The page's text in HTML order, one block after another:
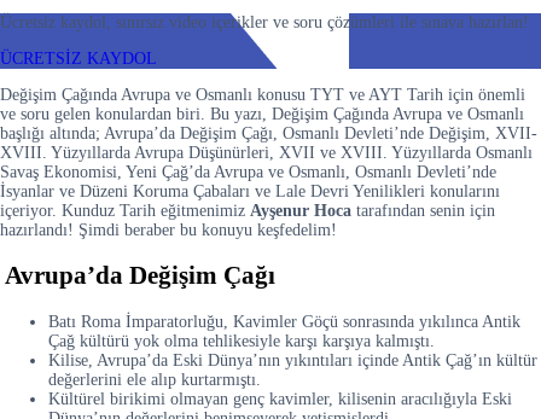
Ücretsiz kaydol, sınırsız video içerikler ve soru çözümleri ile sınava hazırlan!
ÜCRETSİZ KAYDOL
Değişim Çağında Avrupa ve Osmanlı konusu TYT ve AYT Tarih için önemli
ve soru gelen konulardan biri. Bu yazı, Değişim Çağında Avrupa ve Osmanlı
başlığı altında; Avrupa’da Değişim Çağı, Osmanlı Devleti’nde Değişim, XVII-
XVIII. Yüzyıllarda Avrupa Düşünürleri, XVII ve XVIII. Yüzyıllarda Osmanlı
Savaş Ekonomisi, Yeni Çağ’da Avrupa ve Osmanlı, Osmanlı Devleti’nde
İsyanlar ve Düzeni Koruma Çabaları ve Lale Devri Yenilikleri konularını
içeriyor. Kunduz Tarih eğitmenimiz Ayşenur Hoca tarafından senin için
hazırlandı! Şimdi beraber bu konuyu keşfedelim!
Avrupa’da Değişim Çağı
Batı Roma İmparatorluğu, Kavimler Göçü sonrasında yıkılınca Antik
Çağ kültürü yok olma tehlikesiyle karşı karşıya kalmıştı.
Kilise, Avrupa’da Eski Dünya’nın yıkıntıları içinde Antik Çağ’ın kültür
değerlerini ele alıp kurtarmıştı.
Kültürel birikimi olmayan genç kavimler, kilisenin aracılığıyla Eski